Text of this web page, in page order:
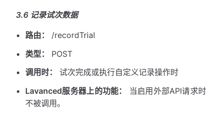
3.6 记录试次数据
路由：
/recordTrial
类型：
POST
调用时：
试次完成或执行自定义记录操作时
Lavanced服务器上的功能：
当启用外部API请求时
不被调用。